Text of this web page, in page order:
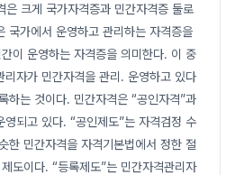
은 크게 국가자격증과 민간자격증 둘로
국가에서 운영하고 관리하는 자격증을
이 운영하는 자격증을 의미한다. 이 중
리자가 민간자격을 관리. 운영하고 있다
하는 것이다. 민간자격은 “공인자격”과
영되고 있다. “공인제도”는 자격검정 수
한 민간자격을 자격기본법에서 정한 절
도이다. “등록제도”는 민간자격관리자